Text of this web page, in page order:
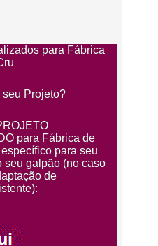
para Fábrica
seu Projeto?
para Fábrica de
para seu
seu galpão (no caso
de